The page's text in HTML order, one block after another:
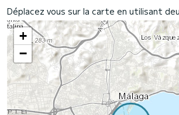
Déplacez vous sur la carte en utilisant
+
−